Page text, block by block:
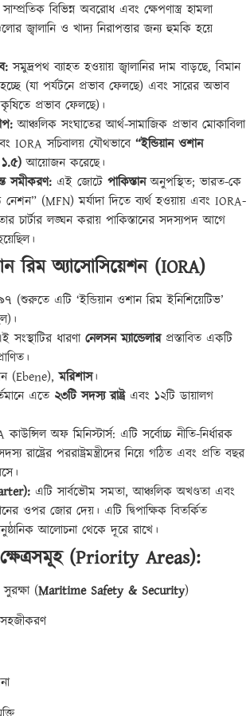
সাম্প্রতিক বিভিন্ন অবরোধ এবং ক্ষেপণাস্ত্র হামলা
জ্বালানি ও খাদ্য নিরাপত্তার জন্য হুমকি হয়ে
সমুদ্রপথ ব্যাহত হওয়ায় জ্বালানির দাম বাড়ছে, বিমান
হচ্ছে (যা পর্যটনে প্রভাব ফেলছে) এবং সারের অভাব
প্রভাব ফেলছে)।
আঞ্চলিক সংঘাতের আর্থ-সামাজিক প্রভাব মোকাবিলা
IORA সচিবালয় যৌথভাবে “ইন্ডিয়ান ওশান
১.৫) আয়োজন করেছে।
সমীকরণ: এই জোটে পাকিস্তানঅনুপস্থিত; ভারত-কে
(MFN) মর্যাদা দিতে ব্যর্থ হওয়ায় এবং IORA-
চার্টার লঙ্ঘন করায় পাকিস্তানের সদস্যপদ আগে
রিম অ্যাসোসিয়েশন (IORA)
(শুরুতে এটি ‘ইন্ডিয়ান ওশান রিম ইনিশিয়েটিভ’
সংস্থাটির ধারণা নেলসন ম্যান্ডেলারপ্রস্তাবিত একটি
(Ebene),মরিশাস।
এতে ২৩টি সদস্য রাষ্ট্রএবং ১২টি ডায়ালগ
কাউন্সিল অফ মিনিস্টার্স: এটি সর্বোচ্চ নীতি-নির্ধারক
রাষ্ট্রের পররাষ্ট্রমন্ত্রীদের নিয়ে গঠিত এবং প্রতি বছর
এটি সার্বভৌম সমতা, আঞ্চলিক অখণ্ডতা এবং
ওপর জোর দেয়। এটি দ্বিপাক্ষিক বিতর্কিত
আলোচনা থেকে দূরে রাখে।
ক্ষেত্রসমূহ (Priority Areas):
সুরক্ষা (Maritime Safety & Security)